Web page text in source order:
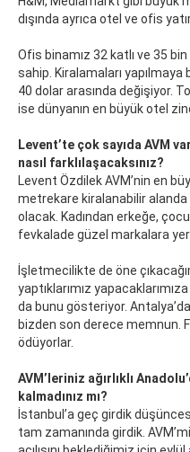
dışında ayrıca otel ve ofis
Ofis binamız 32 katlı ve 35
sahip. Kiralamaları
40 dolar arasında değişiyor.
ise dünyanın en büyük otel
Levent’te çok sayıda AVM
nasıl farklılaşacaksınız?
Levent Özdilek AVM’nin en
metrekare kiralanabilir alanda
olacak. Kadından erkeğe,
fevkalade güzel markalara
İşletmecilikte de öne
yaptıklarımız
da bunu gösteriyor.
bizden son derece memnun.
ödüyorlar.
AVM’leriniz ağırlıklı
kalmadınız mı?
İstanbul’a geç girdik
tam zamanında girdik.